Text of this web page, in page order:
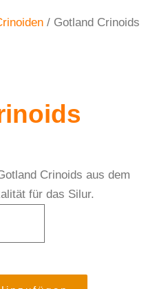
/ Gotland Crinoids
Crinoids aus dem
für das Silur.